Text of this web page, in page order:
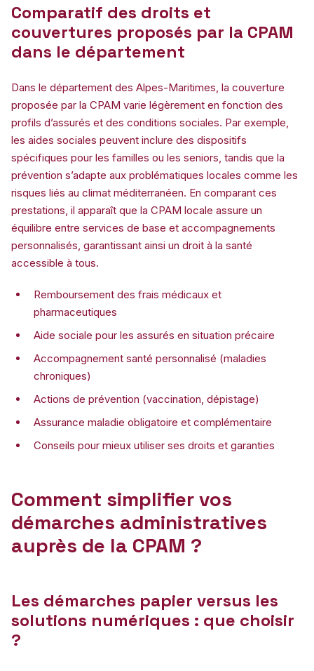
Comparatif des droits et
couvertures proposés par la CPAM
dans le département
Dans le département des Alpes-Maritimes, la couverture
proposée par la CPAM varie légèrement en fonction des
profils d’assurés et des conditions sociales. Par exemple,
les aides sociales peuvent inclure des dispositifs
spécifiques pour les familles ou les seniors, tandis que la
prévention s’adapte aux problématiques locales comme les
risques liés au climat méditerranéen. En comparant ces
prestations, il apparaît que la CPAM locale assure un
équilibre entre services de base et accompagnements
personnalisés, garantissant ainsi un droit à la santé
accessible à tous.
Remboursement des frais médicaux et
pharmaceutiques
Aide sociale pour les assurés en situation précaire
Accompagnement santé personnalisé (maladies
chroniques)
Actions de prévention (vaccination, dépistage)
Assurance maladie obligatoire et complémentaire
Conseils pour mieux utiliser ses droits et garanties
Comment simplifier vos
démarches administratives
auprès de la CPAM ?
Les démarches papier versus les
solutions numériques : que choisir
?